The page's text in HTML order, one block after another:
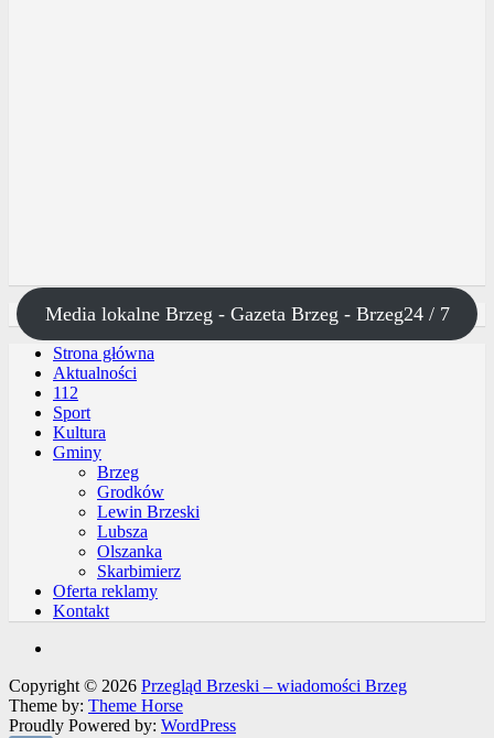
Media lokalne Brzeg - Gazeta Brzeg - Brzeg24 / 7
Strona główna
Aktualności
112
Sport
Kultura
Gminy
Brzeg
Grodków
Lewin Brzeski
Lubsza
Olszanka
Skarbimierz
Oferta reklamy
Kontakt
Copyright © 2026 Przegląd Brzeski – wiadomości Brzeg
Theme by: Theme Horse
Proudly Powered by: WordPress